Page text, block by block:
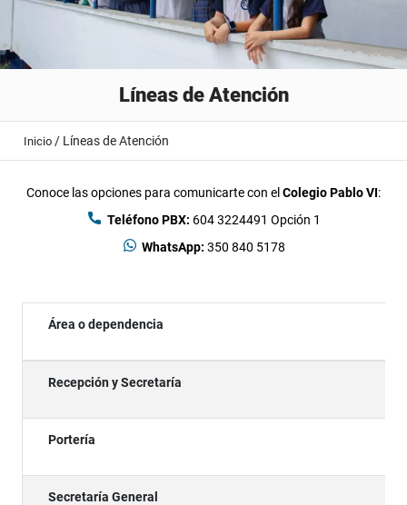
Líneas de Atención
Inicio / Líneas de Atención
Conoce las opciones para comunicarte con el Colegio Pablo VI:
Teléfono PBX: 604 3224491 Opción 1
WhatsApp:350 840 5178
Área o dependencia
Recepción y Secretaría
Portería
Secretaría General